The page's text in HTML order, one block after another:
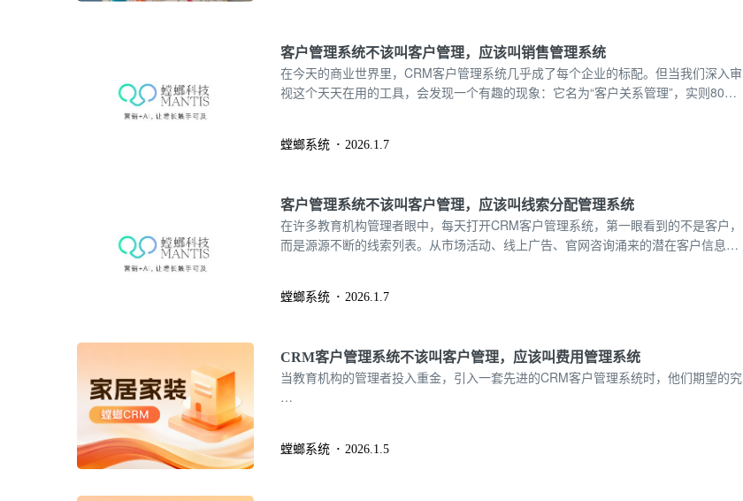
客户管理系统不该叫客户管理，应该叫销售管理系统
在今天的商业世界里，CRM客户管理系统几乎成了每个企业的标配。但当我们深入审
视这个天天在用的工具，会发现一个有趣的现象：它名为“客户关系管理”，实则80%
许，更诚实的名字，应该是 “销售管理系统”。
螳螂系统 2026.1.7
客户管理系统不该叫客户管理，应该叫线索分配管理系统
在许多教育机构管理者眼中，每天打开CRM客户管理系统，第一眼看到的不是客户，
而是源源不断的线索列表。从市场活动、线上广告、官网咨询涌来的潜在客户信息，
价值，是一个高度精密、实时运转的 “线索分配管理系统” 。
螳螂系统 2026.1.7
CRM客户管理系统不该叫客户管理，应该叫费用管理系统
当教育机构的管理者投入重金，引入一套先进的CRM客户管理系统时，他们期望的究
…
螳螂系统 2026.1.5